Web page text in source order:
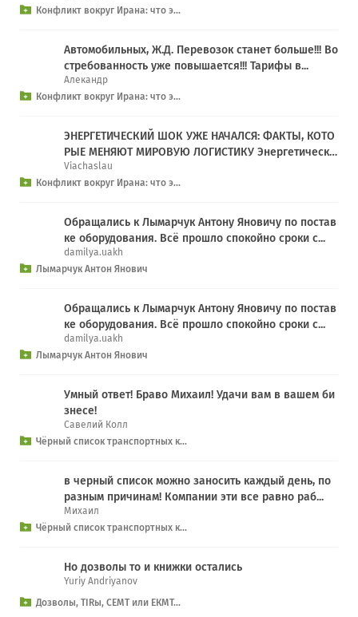
Конфликт вокруг Ирана: что э...
Автомобильных, Ж.Д. Перевозок станет больше!!! Во
стребованность уже повышается!!! Тарифы в...
Алекандр
Конфликт вокруг Ирана: что э...
ЭНЕРГЕТИЧЕСКИЙ ШОК УЖЕ НАЧАЛСЯ: ФАКТЫ, КОТО
РЫЕ МЕНЯЮТ МИРОВУЮ ЛОГИСТИКУ Энергетически
й ...
Viachaslau
Конфликт вокруг Ирана: что э...
Обращались к Лымарчук Антону Яновичу по постав
ке оборудования. Всё прошло спокойно сроки с...
damilya.uakh
Лымарчук Антон Янович
Обращались к Лымарчук Антону Яновичу по постав
ке оборудования. Всё прошло спокойно сроки с...
damilya.uakh
Лымарчук Антон Янович
Умный ответ! Браво Михаил! Удачи вам в вашем би
знесе!
Савелий Колл
Чёрный список транспортных к...
в черный список можно заносить каждый день, по
разным причинам! Компании эти все равно раб...
Михаил
Чёрный список транспортных к...
Но дозволы то и книжки остались
Yuriy Andriyanov
Дозволы, TIRы, СЕМТ или ЕКМТ...